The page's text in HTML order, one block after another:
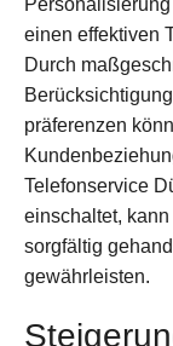
einen effektiven
Durch
präferenzen
Telefonservice
einschaltet,
sorgfältig
gewährleisten.